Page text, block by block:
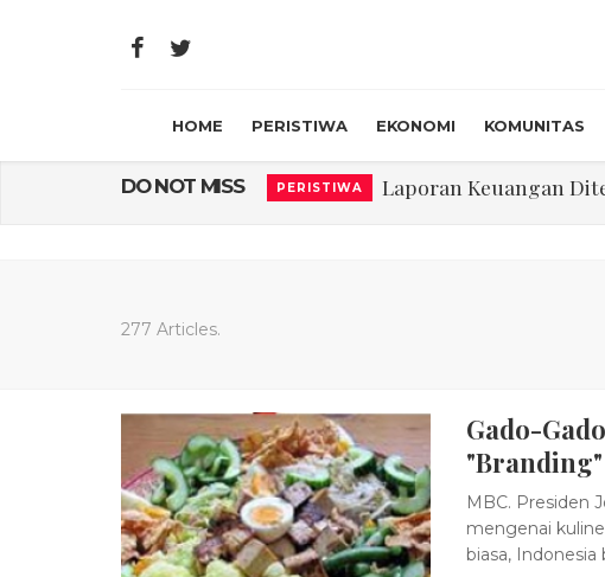
HOME PERISTIWA EKONOMI KOMUNITAS
DO NOT MISS PERISTIWA Laporan Keuangan
PERISTIWA USU Gelar
277 Articles.
Gado-
MBC. Presiden
mengenai
biasa,